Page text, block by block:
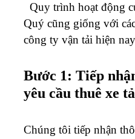
Quy trình hoạt động
Quý cũng giống với
công ty vận tải hiện
Bước 1: Tiếp
yêu cầu thuê xe
Chúng tôi tiếp nhận